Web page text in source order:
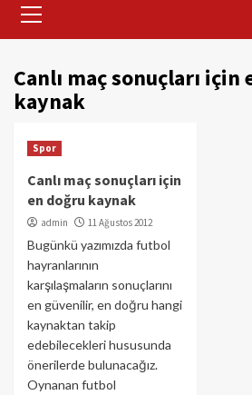
Menu
Canlı maç sonuçları için
kaynak
Spor
Canlı maç sonuçları için
en doğru kaynak
admin 11 Ağustos 2012
Bugünkü yazımızda futbol
hayranlarının
karşılaşmaların sonuçlarını
en güvenilir, en doğru hangi
kaynaktan takip
edebilecekleri hususunda
önerilerde bulunacağız.
Oynanan futbol